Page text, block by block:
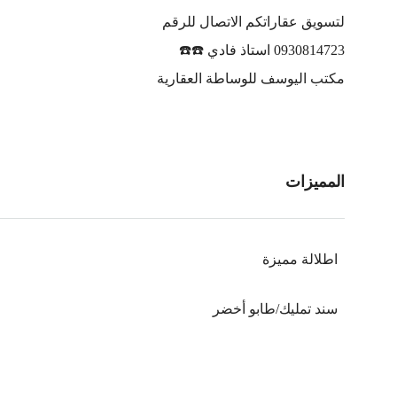
لتسويق عقاراتكم الاتصال للرقم
0930814723 استاذ فادي ☎️☎️
مكتب اليوسف للوساطة العقارية
المميزات
اطلالة مميزة
سند تمليك/طابو أخضر